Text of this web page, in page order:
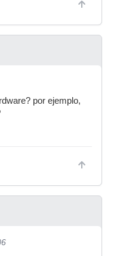
por ejemplo,